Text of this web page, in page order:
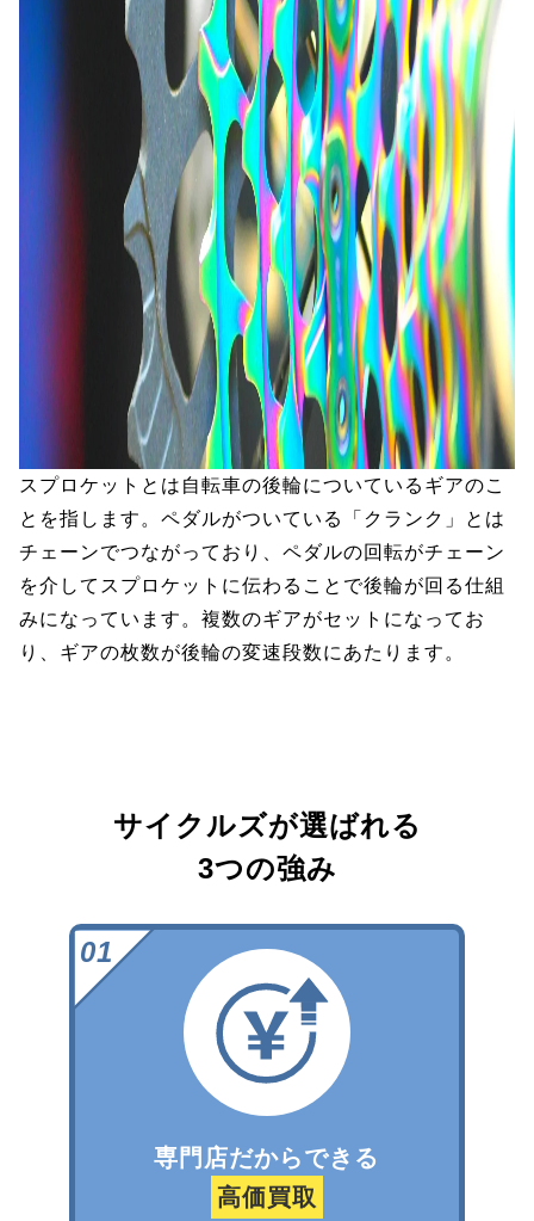
スプロケットとは自転車の後輪についているギアのこ
とを指します。ペダルがついている「クランク」とは
チェーンでつながっており、ペダルの回転がチェーン
を介してスプロケットに伝わることで後輪が回る仕組
みになっています。複数のギアがセットになってお
り、ギアの枚数が後輪の変速段数にあたります。
サイクルズが選ばれる
3つの強み
専門店だからできる
高価買取